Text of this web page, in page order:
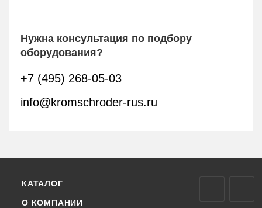
Нужна консультация по подбору
оборудования?
+7 (495) 268-05-03
info@kromschroder-rus.ru
КАТАЛОГ
О КОМПАНИИ